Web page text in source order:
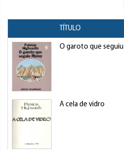
TÍTULO
O garoto que
A cela de vidro